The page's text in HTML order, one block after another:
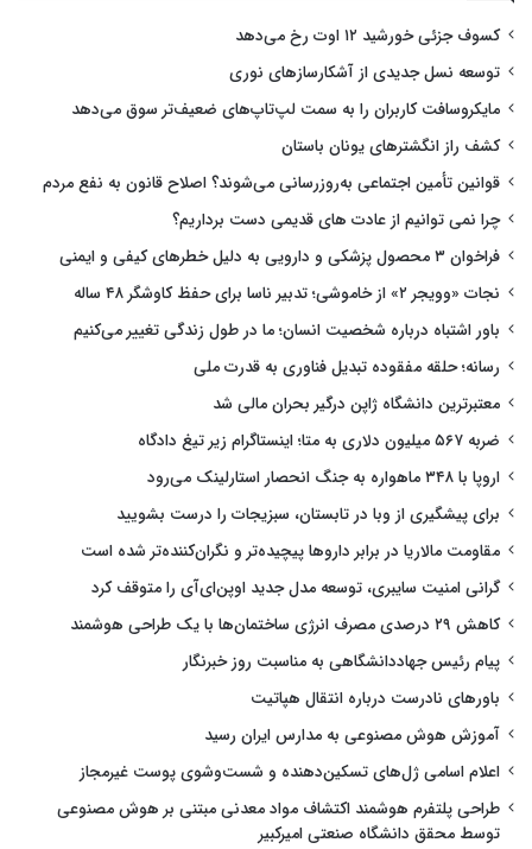
کسوف جزئی خورشید ۱۲ اوت رخ می‌دهد
توسعه نسل جدیدی از آشکارسازهای نوری
مایکروسافت کاربران را به سمت لپ‌تاپ‌های ضعیف‌تر سوق می‌دهد
کشف راز انگشترهای یونان باستان
قوانین تأمین اجتماعی به‌روزرسانی می‌شوند؟ اصلاح قانون به نفع مردم
چرا نمی توانیم از عادت های قدیمی دست برداریم؟
فراخوان ۳ محصول پزشکی و دارویی به دلیل خطرهای کیفی و ایمنی
نجات «وویجر ۲» از خاموشی؛ تدبیر ناسا برای حفظ کاوشگر ۴۸ ساله
باور اشتباه درباره شخصیت انسان؛ ما در طول زندگی تغییر می‌کنیم
رسانه؛ حلقه مفقوده تبدیل فناوری به قدرت ملی
معتبرترین دانشگاه ژاپن درگیر بحران مالی شد
ضربه ۵۶۷ میلیون دلاری به متا؛ اینستاگرام زیر تیغ دادگاه
اروپا با ۳۴۸ ماهواره به جنگ انحصار استارلینک می‌رود
برای پیشگیری از وبا در تابستان، سبزیجات را درست بشویید
مقاومت مالاریا در برابر داروها پیچیده‌تر و نگران‌کننده‌تر شده است
گرانی امنیت سایبری، توسعه مدل جدید اوپن‌ای‌آی را متوقف کرد
کاهش ۲۹ درصدی مصرف انرژی ساختمان‌ها با یک طراحی هوشمند
پیام رئیس جهاددانشگاهی به مناسبت روز خبرنگار
باورهای نادرست درباره انتقال هپاتیت
آموزش هوش مصنوعی به مدارس ایران رسید
اعلام اسامی ژل‌های تسکین‌دهنده و شست‌وشوی پوست غیرمجاز
طراحی پلتفرم هوشمند اکتشاف مواد معدنی مبتنی بر هوش مصنوعی
توسط محقق دانشگاه صنعتی امیرکبیر